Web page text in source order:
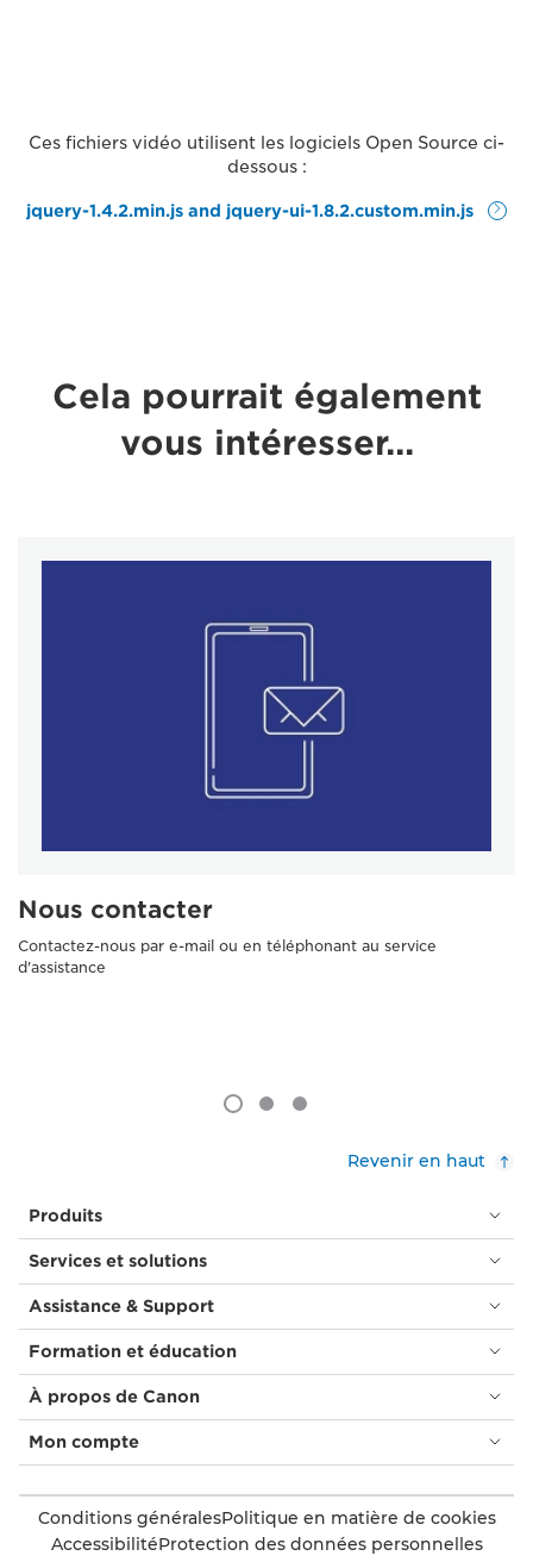
Ces fichiers vidéo utilisent les logiciels Open Source ci-
dessous :
jquery-1.4.2.min.js and jquery-ui-1.8.2.custom.min.js
Cela pourrait également
vous intéresser...
Nous contacter
Contactez-nous par e-mail ou en téléphonant au service
d'assistance
Revenir en haut
Produits
Services et solutions
Assistance & Support
Formation et éducation
À propos de Canon
Mon compte
Conditions généralesPolitique en matière de cookies
AccessibilitéProtection des données personnelles